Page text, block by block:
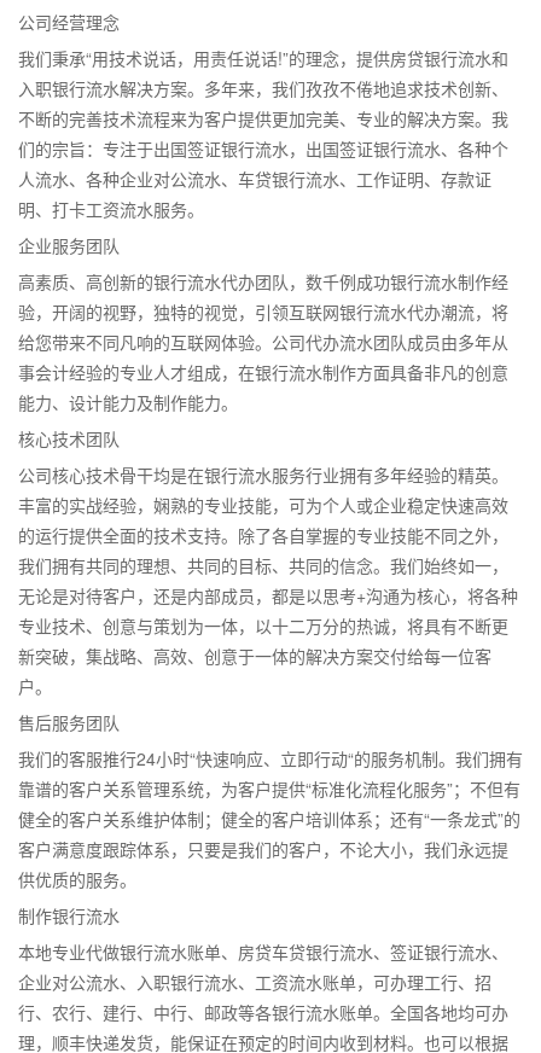
公司经营理念
我们秉承“用技术说话，用责任说话!”的理念，提供房贷银行流水和
入职银行流水解决方案。多年来，我们孜孜不倦地追求技术创新、
不断的完善技术流程来为客户提供更加完美、专业的解决方案。我
们的宗旨：专注于出国签证银行流水，出国签证银行流水、各种个
人流水、各种企业对公流水、车贷银行流水、工作证明、存款证
明、打卡工资流水服务。
企业服务团队
高素质、高创新的银行流水代办团队，数千例成功银行流水制作经
验，开阔的视野，独特的视觉，引领互联网银行流水代办潮流，将
给您带来不同凡响的互联网体验。公司代办流水团队成员由多年从
事会计经验的专业人才组成，在银行流水制作方面具备非凡的创意
能力、设计能力及制作能力。
核心技术团队
公司核心技术骨干均是在银行流水服务行业拥有多年经验的精英。
丰富的实战经验，娴熟的专业技能，可为个人或企业稳定快速高效
的运行提供全面的技术支持。除了各自掌握的专业技能不同之外，
我们拥有共同的理想、共同的目标、共同的信念。我们始终如一，
无论是对待客户，还是内部成员，都是以思考+沟通为核心，将各种
专业技术、创意与策划为一体，以十二万分的热诚，将具有不断更
新突破，集战略、高效、创意于一体的解决方案交付给每一位客
户。
售后服务团队
我们的客服推行24小时“快速响应、立即行动“的服务机制。我们拥有
靠谱的客户关系管理系统，为客户提供“标准化流程化服务”；不但有
健全的客户关系维护体制；健全的客户培训体系；还有“一条龙式”的
客户满意度跟踪体系，只要是我们的客户，不论大小，我们永远提
供优质的服务。
制作银行流水
本地专业代做银行流水账单、房贷车贷银行流水、签证银行流水、
企业对公流水、入职银行流水、工资流水账单，可办理工行、招
行、农行、建行、中行、邮政等各银行流水账单。全国各地均可办
理，顺丰快递发货，能保证在预定的时间内收到材料。也可以根据